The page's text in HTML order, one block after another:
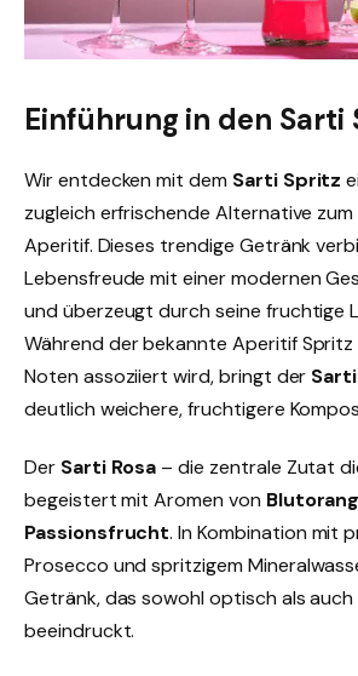
Einführung in den Sarti
Wir entdecken mit dem Sarti Spritz
zugleich erfrischende Alternative zum
Aperitif. Dieses trendige Getränk
Lebensfreude mit einer modernen
und überzeugt durch seine fruchtige
Während der bekannte Aperitif
Noten assoziiert wird, bringt der
deutlich weichere, fruchtigere
Der Sarti Rosa – die zentrale Zutat
begeistert mit Aromen von
Passionsfrucht. In Kombination mit
Prosecco und spritzigem
Getränk, das sowohl optisch als
beeindruckt.